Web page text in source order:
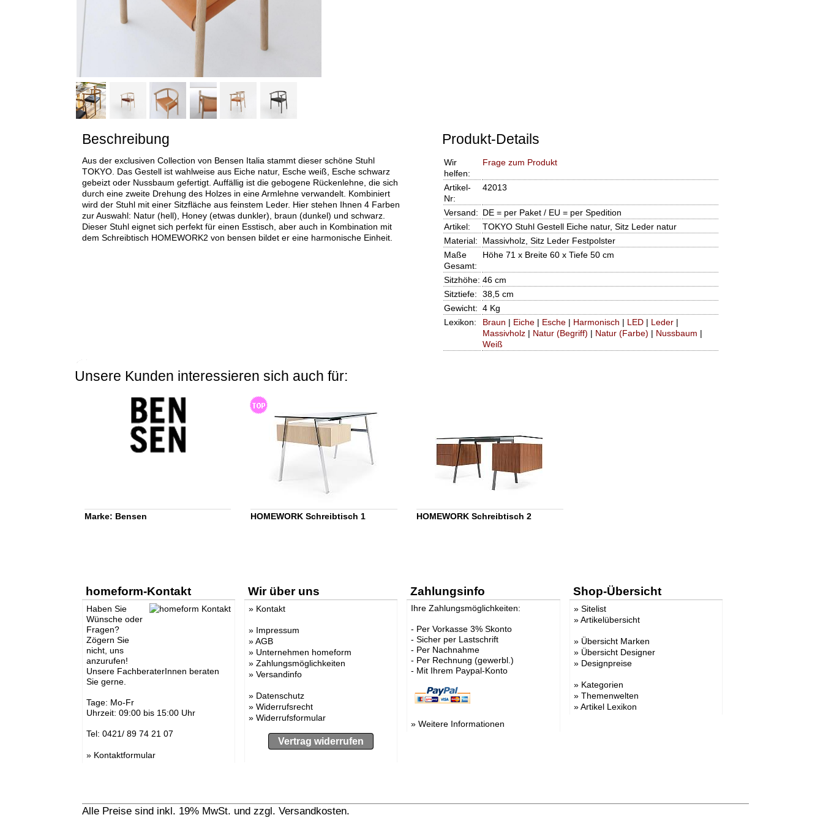
Beschreibung
Aus der exclusiven Collection von Bensen Italia stammt dieser schöne Stuhl
TOKYO. Das Gestell ist wahlweise aus Eiche natur, Esche weiß, Esche schwarz
gebeizt oder Nussbaum gefertigt. Auffällig ist die gebogene Rückenlehne, die sich
durch eine zweite Drehung des Holzes in eine Armlehne verwandelt. Kombiniert
wird der Stuhl mit einer Sitzfläche aus feinstem Leder. Hier stehen Ihnen 4 Farben
zur Auswahl: Natur (hell), Honey (etwas dunkler), braun (dunkel) und schwarz.
Dieser Stuhl eignet sich perfekt für einen Esstisch, aber auch in Kombination mit
dem Schreibtisch HOMEWORK2 von bensen bildet er eine harmonische Einheit.
Produkt-Details
Wir
helfen:
Frage zum Produkt
Artikel-
Nr:
42013
Versand: DE = per Paket / EU = per Spedition
Artikel:
TOKYO Stuhl Gestell Eiche natur, Sitz Leder natur
Material:
Massivholz, Sitz Leder Festpolster
Maße
Gesamt:
Höhe 71 x Breite 60 x Tiefe 50 cm
Sitzhöhe: 46 cm
Sitztiefe:
38,5 cm
Gewicht: 4 Kg
Lexikon:
Braun | Eiche| Esche| Harmonisch | LED| Leder|
Massivholz| Natur (Begriff) | Natur (Farbe) | Nussbaum |
Weiß
Unsere Kunden interessieren sich auch für:
Marke: Bensen HOMEWORK Schreibtisch 1 HOMEWORK Schreibtisch 2
homeform-Kontakt
Haben Sie
Wünsche oder
Fragen?
Zögern Sie
nicht, uns
anzurufen!
Unsere FachberaterInnen beraten
Sie gerne.
Tage: Mo-Fr
Uhrzeit: 09:00 bis 15:00 Uhr
Tel: 0421/ 89 74 21 07
» Kontaktformular
Wir über uns
» Kontakt
» Impressum
»AGB
» Unternehmen homeform
» Zahlungsmöglichkeiten
» Versandinfo
» Datenschutz
» Widerrufsrecht
» Widerrufsformular
Vertrag widerrufen
Zahlungsinfo
Ihre Zahlungsmöglichkeiten:
- Per Vorkasse 3% Skonto
- Sicher per Lastschrift
- Per Nachnahme
- Per Rechnung (gewerbl.)
- Mit Ihrem Paypal-Konto
»Weitere Informationen
Shop-Übersicht
» Sitelist
»Artikelübersicht
» Übersicht Marken
» Übersicht Designer
» Designpreise
» Kategorien
» Themenwelten
»Artikel Lexikon
Alle Preise sind inkl. 19% MwSt. und zzgl. Versandkosten.